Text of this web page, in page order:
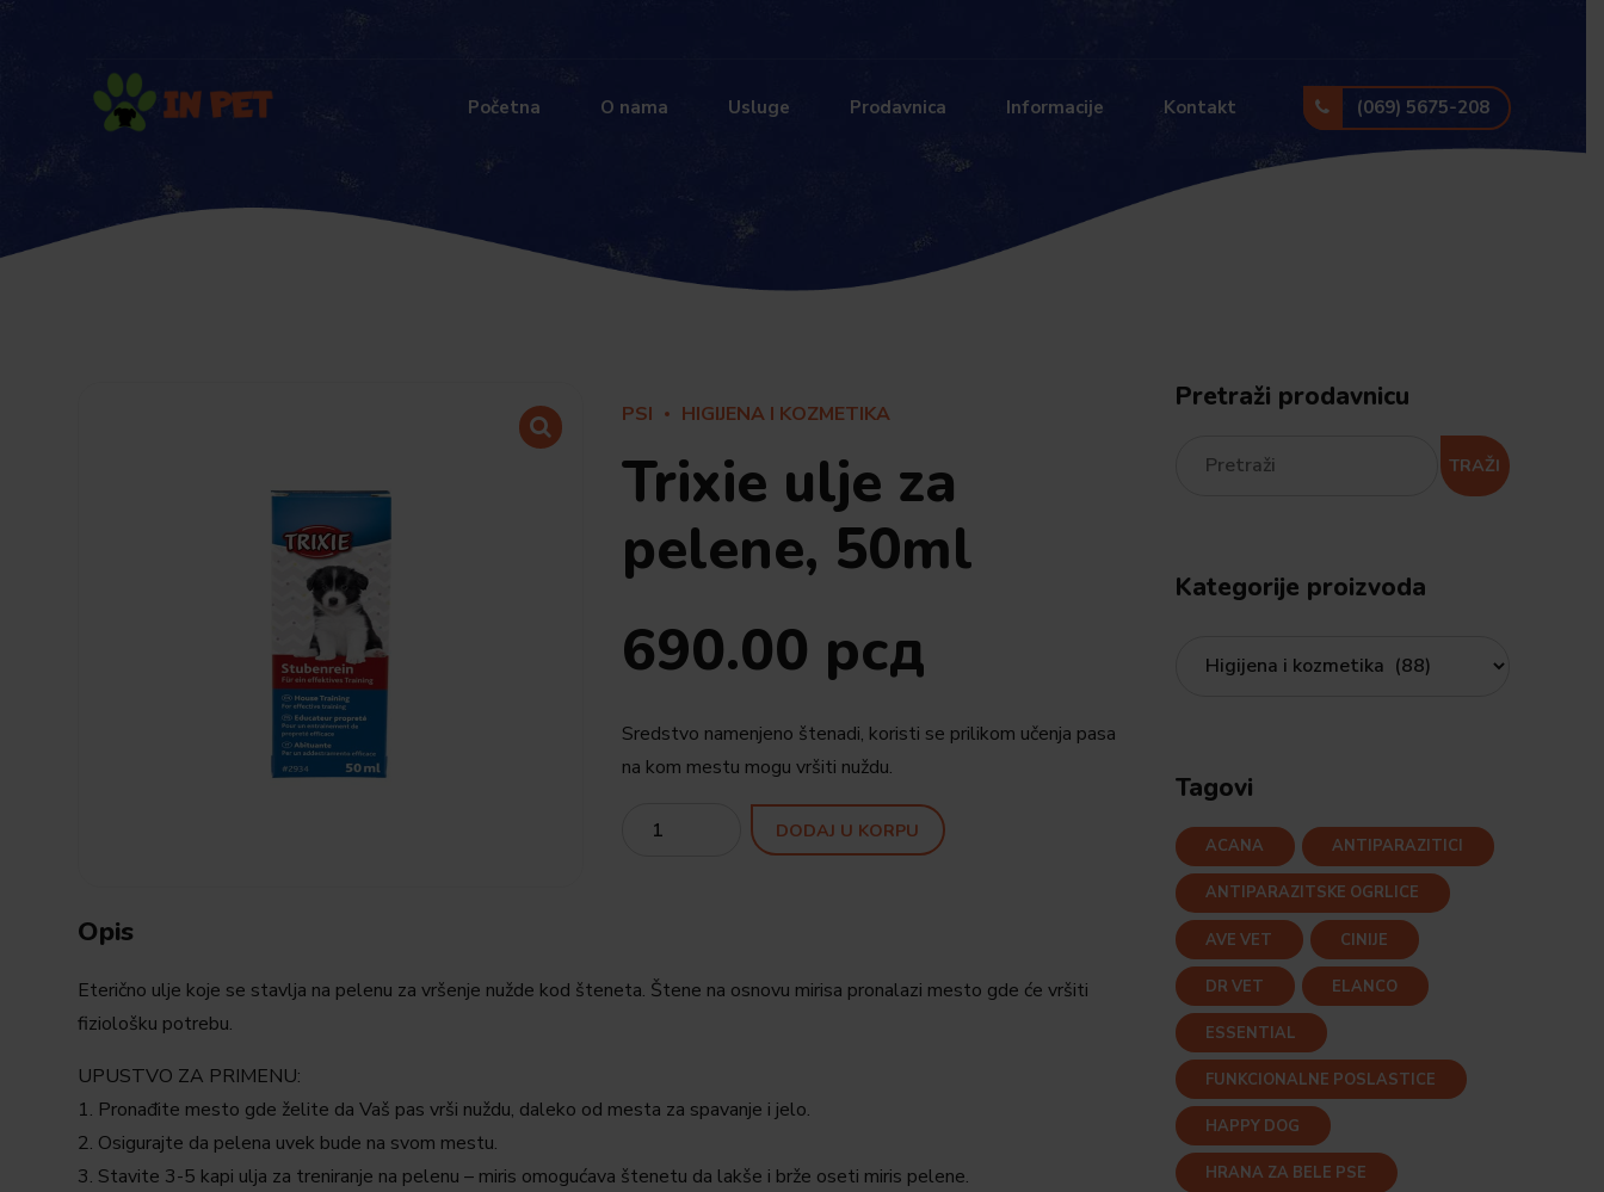
(069) 5675-208
Početna O nama Usluge Prodavnica Informacije Kontakt
PSI HIGIJENA I KOZMETIKA
Trixie ulje za
pelene, 50ml
690.00 рсд
Sredstvo namenjeno štenadi, koristi se prilikom učenja pasa
na kom mestu mogu vršiti nuždu.
Quantity
DODAJ U KORPU
Opis
Eterično ulje koje se stavlja na pelenu za vršenje nužde kod šteneta. Štene na osnovu mirisa pronalazi mesto gde će vršiti
fiziološku potrebu.
UPUSTVO ZA PRIMENU:
1. Pronađite mesto gde želite da Vaš pas vrši nuždu, daleko od mesta za spavanje i jelo.
2. Osigurajte da pelena uvek bude na svom mestu.
3. Stavite 3-5 kapi ulja za treniranje na pelenu – miris omogućava štenetu da lakše i brže oseti miris pelene.
Pretraži prodavnicu
TRAŽI
Kategorije proizvoda
Tagovi
ACANA ANTIPARAZITICI
ANTIPARAZITSKE OGRLICE
AVE VET CINIJE
DR VET ELANCO
ESSENTIAL
FUNKCIONALNE POSLASTICE
HAPPY DOG
HRANA ZA BELE PSE